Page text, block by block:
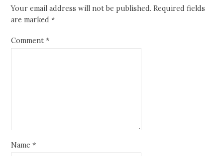
Your email address will not be published. Required fields
are marked*
Comment*
Name*